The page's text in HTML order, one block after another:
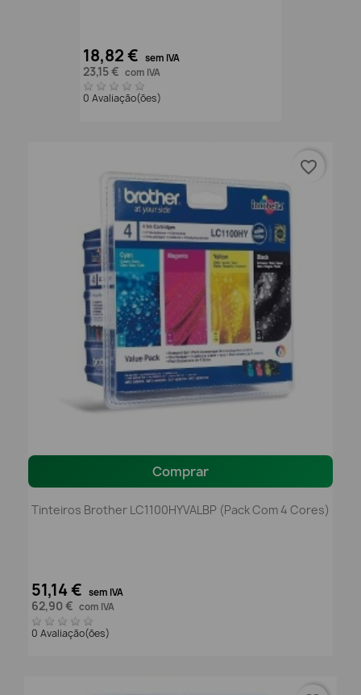
18,82 € sem IVA
23,15 € com IVA
0 Avaliação(ões)
Comprar
Tinteiros Brother LC1100HYVALBP (pack Com 4 Cores)
51,14 € sem IVA
62,90 € com IVA
0 Avaliação(ões)
favorite_border